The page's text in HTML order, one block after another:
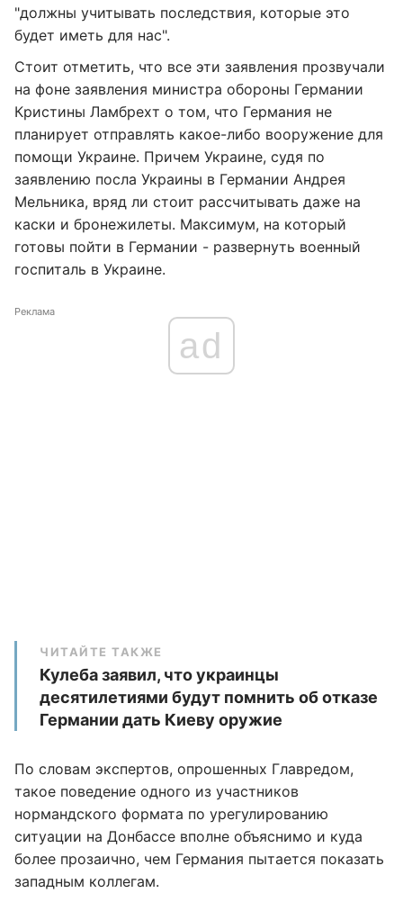
"должны учитывать последствия, которые это
будет иметь для нас".
Стоит отметить, что все эти заявления прозвучали
на фоне заявления министра обороны Германии
Кристины Ламбрехт о том, что Германия не
планирует отправлять какое-либо вооружение для
помощи Украине. Причем Украине, судя по
заявлению посла Украины в Германии Андрея
Мельника, вряд ли стоит рассчитывать даже на
каски и бронежилеты. Максимум, на который
готовы пойти в Германии - развернуть военный
госпиталь в Украине.
Реклама
ad
ЧИТАЙТЕ ТАКЖЕ
Кулеба заявил, что украинцы
десятилетиями будут помнить об отказе
Германии дать Киеву оружие
По словам экспертов, опрошенных Главредом,
такое поведение одного из участников
нормандского формата по урегулированию
ситуации на Донбассе вполне объяснимо и куда
более прозаично, чем Германия пытается показать
западным коллегам.